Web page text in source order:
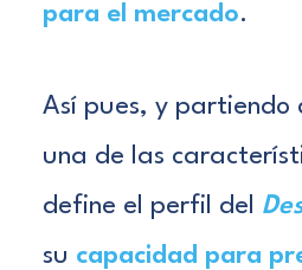
para el mercado.
Así pues, y partiendo
una de las
define el perfil del
su capacidad para